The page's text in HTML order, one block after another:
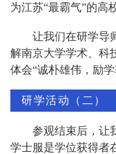
为江苏“最霸气”的高
让我们在研学导
解南京大学学术、科
体会“诚朴雄伟，励学
研学活动（二）
参观结束后，让
学士服是学位获得者